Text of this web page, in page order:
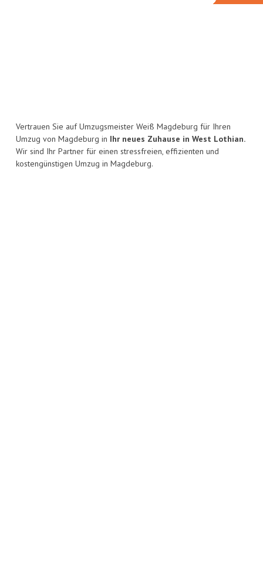
Vertrauen Sie auf Umzugsmeister Weiß Magdeburg für Ihren
Umzug von Magdeburg in Ihr neues Zuhause in West Lothian.
Wir sind Ihr Partner für einen stressfreien, effizienten und
kostengünstigen Umzug in Magdeburg.